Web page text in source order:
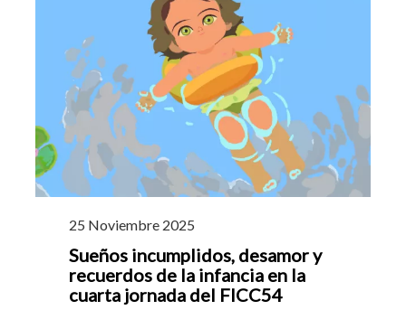
25 Noviembre 2025
Sueños incumplidos, desamor y
recuerdos de la infancia en la
cuarta jornada del FICC54